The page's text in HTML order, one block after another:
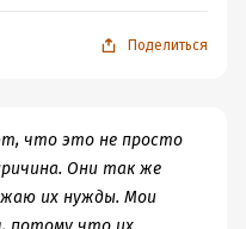
не ждали. Никогда
ей не досталось в
своих детских чувств
Поделиться
что это не просто
Они так же
их нужды. Мои